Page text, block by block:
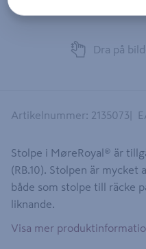
Dra på
Artikelnummer: 2135073
Stolpe i MøreRoyal® är
(RB.10). Stolpen är mycket
både som stolpe till räcke
liknande.
Visa mer